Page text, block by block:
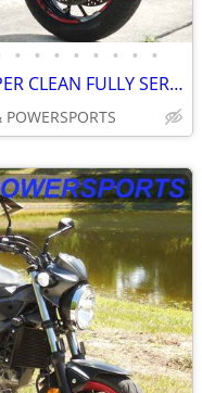
• • • • • • • •
2020 BMW F900R LOW MILES SUPER CLEAN FULLY SERVICED NO BS FEES!!!!!!!